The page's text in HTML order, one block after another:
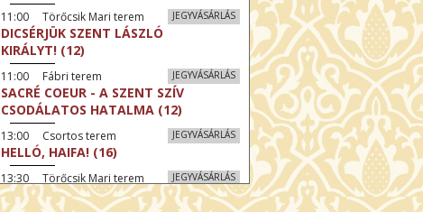
JEGYVÁSÁRLÁS
11:00 Törőcsik Mari terem
DICSÉRJÜK SZENT LÁSZLÓ
KIRÁLYT! (12)
JEGYVÁSÁRLÁS
11:00 Fábri terem
SACRÉ COEUR - A SZENT SZÍV
CSODÁLATOS HATALMA (12)
JEGYVÁSÁRLÁS
13:00 Csortos terem
HELLÓ, HAIFA! (16)
JEGYVÁSÁRLÁS
13:30 Törőcsik Mari terem
A KEGYELEM (16)